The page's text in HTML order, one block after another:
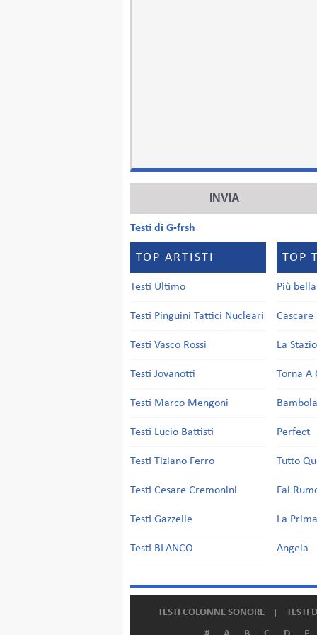
Testi di G-frsh
TOP ARTISTI
Testi Ultimo
Testi Pinguini Tattici Nucleari
Testi Vasco Rossi
Testi Jovanotti
Testi Marco Mengoni
Testi Lucio Battisti
Testi Tiziano Ferro
Testi Cesare Cremonini
Testi Gazzelle
Testi BLANCO
TOP
Più
Cascare
La
Torna A
Bambola
Perfect
Tutto
Fai
La
Angela
TESTI COLONNE SONORE TESTI